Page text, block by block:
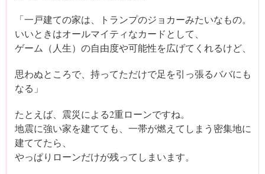
「一戸建ての家は、トランプのジョカーみたいなもの。
いいときはオールマイティなカードとして、
ゲーム（人生）の自由度や可能性を広げてくれるけど、
思わぬところで、持ってただけで足を引っ張るババにも
なる」
たとえば、震災による2重ローンですね。
地震に強い家を建てても、一帯が燃えてしまう密集地に
建ててたら、
やっぱりローンだけが残ってしまいます。